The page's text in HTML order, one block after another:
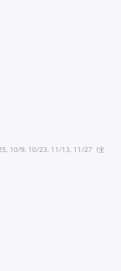
10/9, 10/23, 11/13, 11/27（全